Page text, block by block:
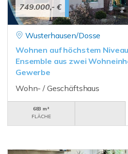
749.000,- €
Wusterhausen/Dosse
Wohnen auf höchstem
Ensemble aus zwei
Gewerbe
Wohn- / Geschäftshaus
683 m²
FLÄCHE